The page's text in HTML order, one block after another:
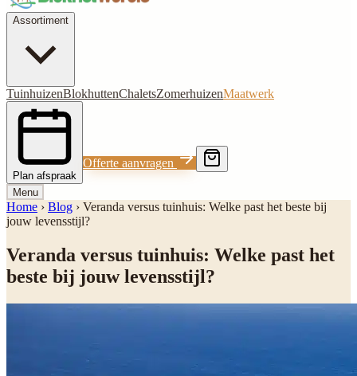
Assortiment
TuinhuizenBlokhuttenChaletsZomerhuizenMaatwerk
Plan afspraak
Offerte aanvragen
Menu
Home › Blog › Veranda versus tuinhuis: Welke past het beste bij
jouw levensstijl?
Veranda versus tuinhuis: Welke past het
beste bij jouw levensstijl?